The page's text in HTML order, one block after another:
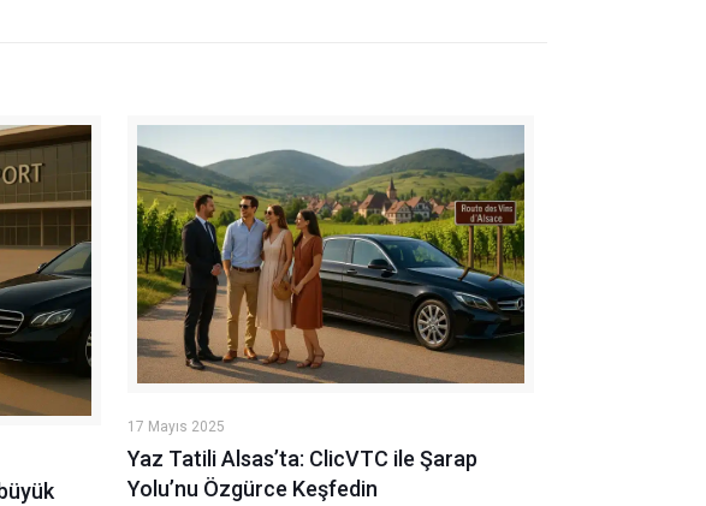
17 Mayıs 2025
Yaz Tatili Alsas’ta: ClicVTC ile Şarap
Yolu’nu Özgürce Keşfedin